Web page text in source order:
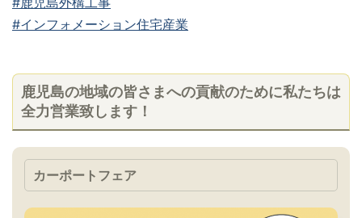
#インフォメーション住宅産業
鹿児島の地域の皆さまへの貢献のために私たちは
全力営業致します！
カーポートフェア